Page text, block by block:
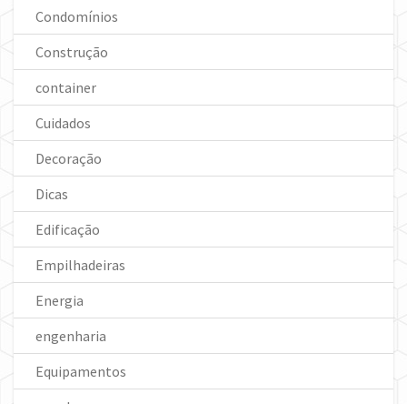
Condomínios
Construção
container
Cuidados
Decoração
Dicas
Edificação
Empilhadeiras
Energia
engenharia
Equipamentos